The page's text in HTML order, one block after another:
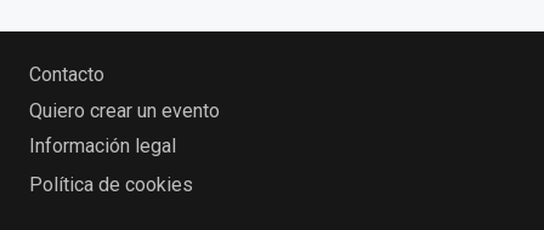
Contacto
Quiero crear un evento
Información legal
Política de cookies